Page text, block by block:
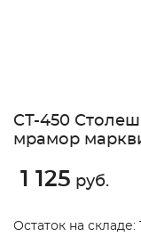
СТ-450
мрамор
1 125 руб.
Остаток на складе: 1